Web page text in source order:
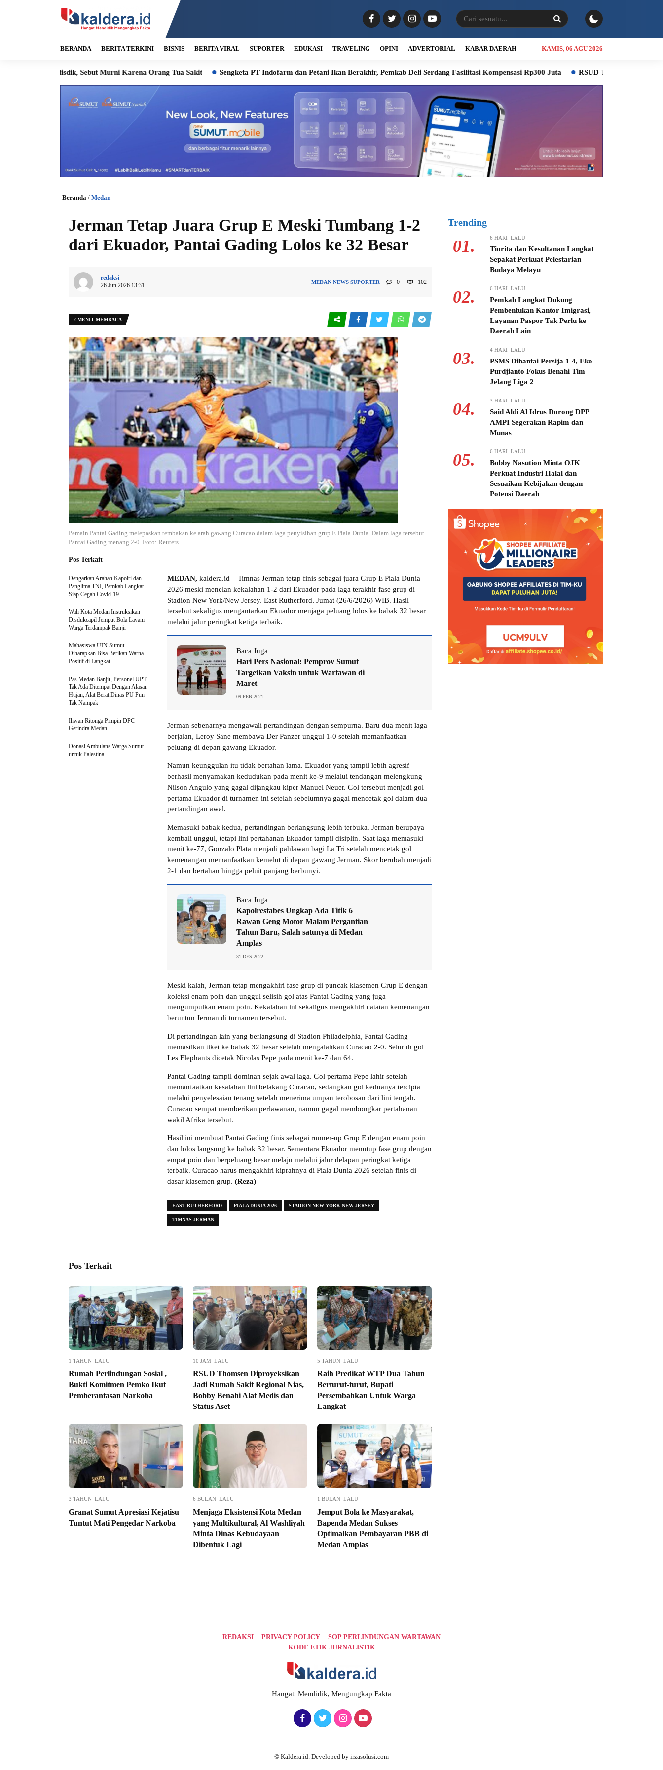
BERANDA BERITA TERKINI BISNIS BERITA VIRAL SUPORTER EDUKASI TRAVELING OPINI ADVERTORIAL KABAR DAERAH KAMIS, 06 AGU 2026
Sebut Murni Karena Orang Tua Sakit Sengketa PT Indofarm dan Petani Ikan Berakhir, Pemkab Deli Serdang Fasilitasi Kompensasi Rp300 Juta RSUD Thomsen Diproyeksikan Jadi
Beranda / Medan
Jerman Tetap Juara Grup E Meski Tumbang 1-2
dari Ekuador, Pantai Gading Lolos ke 32 Besar
redaksi
26 Jun 2026 13:31
MEDAN NEWS SUPORTER 0 102
2 MENIT MEMBACA
Pemain Pantai Gading melepaskan tembakan ke arah gawang Curacao dalam laga penyisihan grup E Piala Dunia. Dalam laga tersebut
Pantai Gading menang 2-0. Foto: Reuters
MEDAN, kaldera.id – Timnas Jerman tetap finis sebagai juara Grup E Piala Dunia
2026 meski menelan kekalahan 1-2 dari Ekuador pada laga terakhir fase grup di
Stadion New York/New Jersey, East Rutherford, Jumat (26/6/2026) WIB. Hasil
tersebut sekaligus mengantarkan Ekuador menjaga peluang lolos ke babak 32 besar
melalui jalur peringkat ketiga terbaik.
Baca Juga
Hari Pers Nasional: Pemprov Sumut
Targetkan Vaksin untuk Wartawan di
Maret
09 FEB 2021
Jerman sebenarnya mengawali pertandingan dengan sempurna. Baru dua menit laga
berjalan, Leroy Sane membawa Der Panzer unggul 1-0 setelah memanfaatkan
peluang di depan gawang Ekuador.
Namun keunggulan itu tidak bertahan lama. Ekuador yang tampil lebih agresif
berhasil menyamakan kedudukan pada menit ke-9 melalui tendangan melengkung
Nilson Angulo yang gagal dijangkau kiper Manuel Neuer. Gol tersebut menjadi gol
pertama Ekuador di turnamen ini setelah sebelumnya gagal mencetak gol dalam dua
pertandingan awal.
Memasuki babak kedua, pertandingan berlangsung lebih terbuka. Jerman berupaya
kembali unggul, tetapi lini pertahanan Ekuador tampil disiplin. Saat laga memasuki
menit ke-77, Gonzalo Plata menjadi pahlawan bagi La Tri setelah mencetak gol
kemenangan memanfaatkan kemelut di depan gawang Jerman. Skor berubah menjadi
2-1 dan bertahan hingga peluit panjang berbunyi.
Baca Juga
Kapolrestabes Ungkap Ada Titik 6
Rawan Geng Motor Malam Pergantian
Tahun Baru, Salah satunya di Medan
Amplas
31 DES 2022
Meski kalah, Jerman tetap mengakhiri fase grup di puncak klasemen Grup E dengan
koleksi enam poin dan unggul selisih gol atas Pantai Gading yang juga
mengumpulkan enam poin. Kekalahan ini sekaligus mengakhiri catatan kemenangan
beruntun Jerman di turnamen tersebut.
Di pertandingan lain yang berlangsung di Stadion Philadelphia, Pantai Gading
memastikan tiket ke babak 32 besar setelah mengalahkan Curacao 2-0. Seluruh gol
Les Elephants dicetak Nicolas Pepe pada menit ke-7 dan 64.
Pantai Gading tampil dominan sejak awal laga. Gol pertama Pepe lahir setelah
memanfaatkan kesalahan lini belakang Curacao, sedangkan gol keduanya tercipta
melalui penyelesaian tenang setelah menerima umpan terobosan dari lini tengah.
Curacao sempat memberikan perlawanan, namun gagal membongkar pertahanan
wakil Afrika tersebut.
Hasil ini membuat Pantai Gading finis sebagai runner-up Grup E dengan enam poin
dan lolos langsung ke babak 32 besar. Sementara Ekuador menutup fase grup dengan
empat poin dan berpeluang besar melaju melalui jalur delapan peringkat ketiga
terbaik. Curacao harus mengakhiri kiprahnya di Piala Dunia 2026 setelah finis di
dasar klasemen grup. (Reza)
EAST RUTHERFORD PIALA DUNIA 2026 STADION NEW YORK NEW JERSEY
TIMNAS JERMAN
Pos Terkait
Dengarkan Arahan Kapolri dan
Panglima TNI, Pemkab Langkat
Siap Cegah Covid-19
Wali Kota Medan Instruksikan
Disdukcapil Jemput Bola Layani
Warga Terdampak Banjir
Mahasiswa UIN Sumut
Diharapkan Bisa Berikan Warna
Positif di Langkat
Pas Medan Banjir, Personel UPT
Tak Ada Ditempat Dengan Alasan
Hujan, Alat Berat Dinas PU Pun
Tak Nampak
Ihwan Ritonga Pimpin DPC
Gerindra Medan
Donasi Ambulans Warga Sumut
untuk Palestina
Pos Terkait
1 TAHUN LALU
Rumah Perlindungan Sosial ,
Bukti Komitmen Pemko Ikut
Pemberantasan Narkoba
10 JAM LALU
RSUD Thomsen Diproyeksikan
Jadi Rumah Sakit Regional Nias,
Bobby Benahi Alat Medis dan
Status Aset
5 TAHUN LALU
Raih Predikat WTP Dua Tahun
Berturut-turut, Bupati
Persembahkan Untuk Warga
Langkat
3 TAHUN LALU
Granat Sumut Apresiasi Kejatisu
Tuntut Mati Pengedar Narkoba
6 BULAN LALU
Menjaga Eksistensi Kota Medan
yang Multikultural, Al Washliyah
Minta Dinas Kebudayaan
Dibentuk Lagi
1 BULAN LALU
Jemput Bola ke Masyarakat,
Bapenda Medan Sukses
Optimalkan Pembayaran PBB di
Medan Amplas
Trending
01. 6 HARI LALU
Tiorita dan Kesultanan Langkat
Sepakat Perkuat Pelestarian
Budaya Melayu
02. 6 HARI LALU
Pemkab Langkat Dukung
Pembentukan Kantor Imigrasi,
Layanan Paspor Tak Perlu ke
Daerah Lain
03. 4 HARI LALU
PSMS Dibantai Persija 1-4, Eko
Purdjianto Fokus Benahi Tim
Jelang Liga 2
04. 3 HARI LALU
Said Aldi Al Idrus Dorong DPP
AMPI Segerakan Rapim dan
Munas
05. 6 HARI LALU
Bobby Nasution Minta OJK
Perkuat Industri Halal dan
Sesuaikan Kebijakan dengan
Potensi Daerah
REDAKSI PRIVACY POLICY
SOP PERLINDUNGAN WARTAWAN
KODE ETIK JURNALISTIK
Hangat, Mendidik, Mengungkap Fakta
© Kaldera.id. Developed by irzasolusi.com